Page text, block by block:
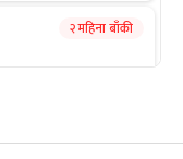
२ महिना बाँकी